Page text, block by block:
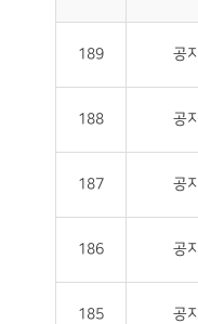
189 공지
188 공지
187 공지
186 공지
185 공지